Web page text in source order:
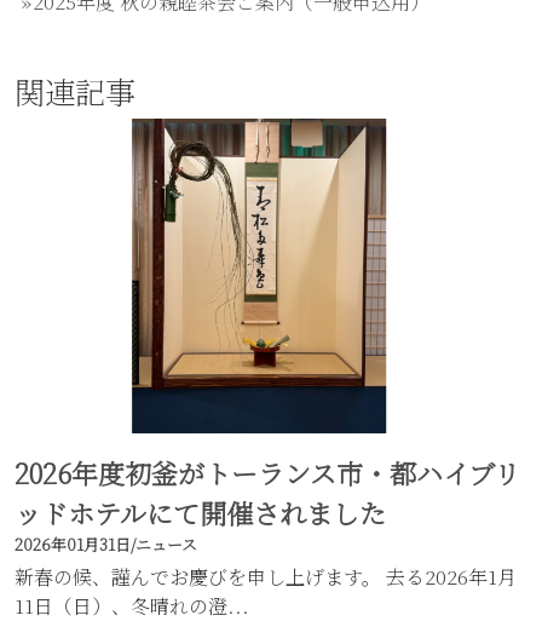
関連記事
2026年度初釜がトーランス市・都ハイブリ
ッドホテルにて開催されました
2026年01月31日/ニュース
新春の候、謹んでお慶びを申し上げます。 去る2026年1月
11日（日）、冬晴れの澄...